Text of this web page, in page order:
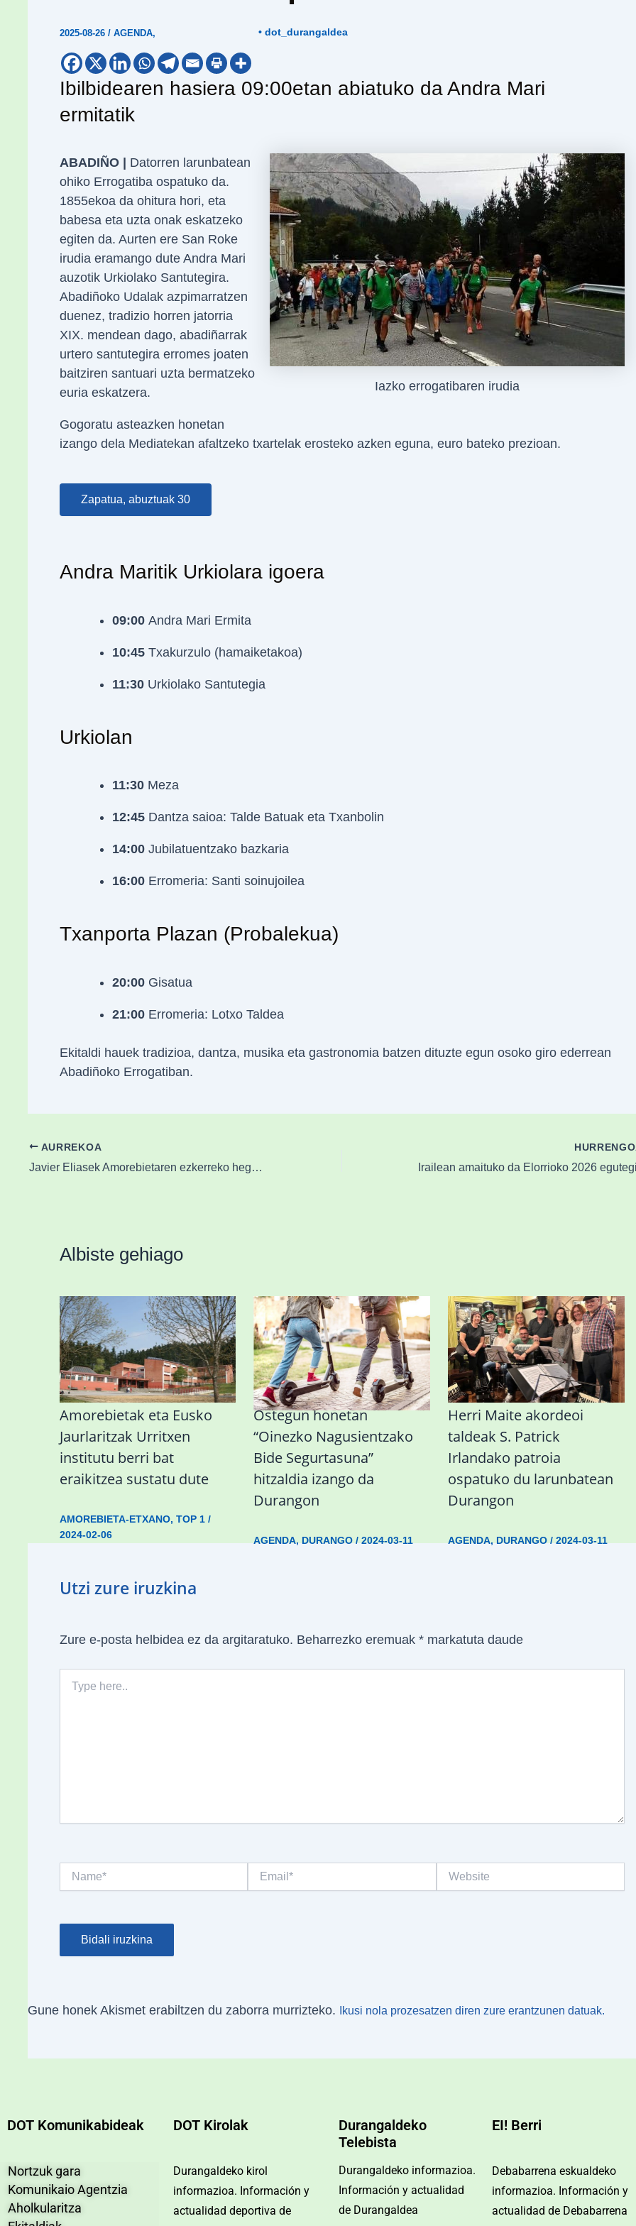
2025-08-26 / AGENDA, • dot_durangaldea
Ibilbidearen hasiera 09:00etan abiatuko da Andra Mari
ermitatik
Iazko errogatibaren irudia
ABADIÑO |
Datorren larunbatean
ohiko Errogatiba ospatuko da.
1855ekoa da ohitura hori, eta
babesa eta uzta onak eskatzeko
egiten da. Aurten ere San Roke
irudia eramango dute Andra Mari
auzotik Urkiolako Santutegira.
Abadiñoko Udalak azpimarratzen
duenez, tradizio horren jatorria
XIX. mendean dago, abadiñarrak
urtero santutegira erromes joaten
baitziren santuari uzta bermatzeko
euria eskatzera.
Gogoratu asteazken honetan
izango dela Mediatekan afaltzeko txartelak erosteko azken eguna, euro bateko prezioan.
Zapatua, abuztuak 30
Andra Maritik Urkiolara igoera
09:00Andra Mari Ermita
10:45Txakurzulo (hamaiketakoa)
11:30Urkiolako Santutegia
Urkiolan
11:30Meza
12:45Dantza saioa: Talde Batuak eta Txanbolin
14:00Jubilatuentzako bazkaria
16:00Erromeria: Santi soinujoilea
Txanporta Plazan (Probalekua)
20:00Gisatua
21:00Erromeria: Lotxo Taldea
Ekitaldi hauek tradizioa, dantza, musika eta gastronomia batzen dituzte egun osoko giro ederrean
Abadiñoko Errogatiban.
AURREKOA
Javier Eliasek Amorebietaren ezkerreko hegala indartuko du
Albiste gehiago
Amorebietak eta Eusko
Jaurlaritzak Urritxen
institutu berri bat
eraikitzea sustatu dute
AMOREBIETA-ETXANO, TOP 1/
2024-02-06
Ostegun honetan
“Oinezko Nagusientzako
Bide Segurtasuna”
hitzaldia izango da
Durangon
AGENDA, DURANGO /2024-03-11
Herri Maite akordeoi
taldeak S. Patrick
Irlandako patroia
ospatuko du larunbatean
Durangon
AGENDA, DURANGO /2024-03-11
Utzi zure iruzkina
Zure e-posta helbidea ez da argitaratuko. Beharrezko eremuak *markatuta daude
here..
Gune honek Akismet erabiltzen du zaborra murrizteko. Ikusi nola prozesatzen diren zure erantzunen datuak.
DOT Komunikabideak
Nortzuk gara
Komunikaio Agentzia
Aholkularitza
DOT Kirolak
Durangaldeko kirol
informazioa. Información y
actualidad deportiva de
Durangaldeko
Telebista
Durangaldeko informazioa.
Información y actualidad
de Durangaldea
EI! Berri
Debabarrena eskualdeko
informazioa. Información y
actualidad de Debabarrena